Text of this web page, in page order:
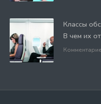
Классы
В чем их